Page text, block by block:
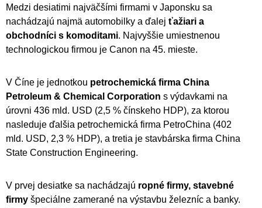
Medzi desiatimi najväčšími firmami v Japonsku sa
nachádzajú najmä automobilky a ďalej ťažiari a
obchodníci s komoditami. Najvyššie umiestnenou
technologickou firmou je Canon na 45. mieste.
V Číne je jednotkou petrochemická firma China
Petroleum & Chemical Corporation s výdavkami na
úrovni 436 mld. USD (2,5 % čínskeho HDP), za ktorou
nasleduje ďalšia petrochemická firma PetroChina (402
mld. USD, 2,3 % HDP), a tretia je stavbárska firma China
State Construction Engineering.
V prvej desiatke sa nachádzajú ropné firmy, stavebné
firmy špeciálne zamerané na výstavbu železníc a banky.